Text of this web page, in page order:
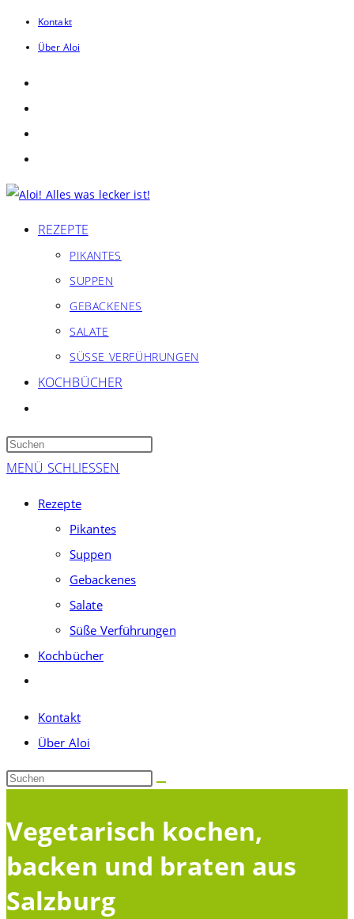
Zum
Kontakt
Über Aloi
REZEPTE
PIKANTES
SUPPEN
GEBACKENES
SALATE
SÜSSE VERFÜHRUNGEN
KOCHBÜCHER
SUCHE
UMSCHALTEN
Press
MENÜ SCHLIESSEN
Rezepte
Pikantes
Suppen
Gebackenes
Salate
Süße Verführungen
Kochbücher
umschalten
Kontakt
Über Aloi
Diese
durchsuchen
Vegetarisch kochen,
backen und braten aus
Salzburg